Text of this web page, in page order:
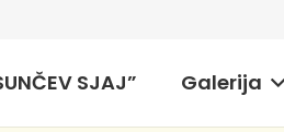
SJAJ” Galerija